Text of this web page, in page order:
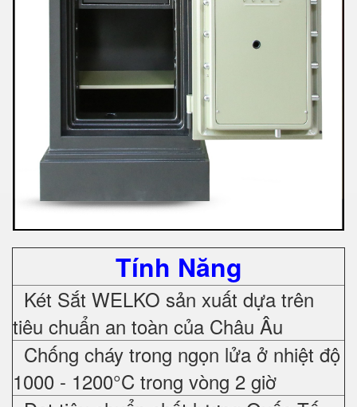
Tính Năng
Két Sắt WELKO sản xuất dựa trên
tiêu chuẩn an toàn của Châu Âu
Chống cháy trong ngọn lửa ở nhiệt độ
1000 - 1200°C trong vòng 2 giờ